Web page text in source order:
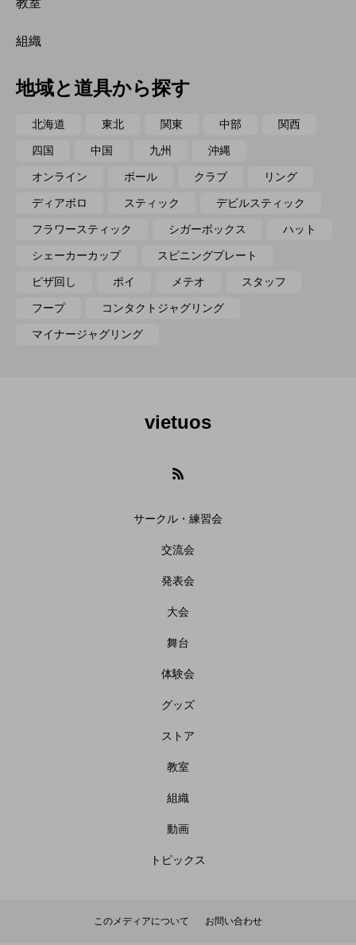
教室
組織
地域と道具から探す
北海道 東北 関東 中部 関西
四国 中国 九州 沖縄
オンライン ボール クラブ リング
ディアボロ スティック デビルスティック
フラワースティック シガーボックス ハット
シェーカーカップ スピニングプレート
ピザ回し ポイ メテオ スタッフ
フープ コンタクトジャグリング
マイナージャグリング
vietuos
サークル・練習会
交流会
発表会
大会
舞台
体験会
グッズ
ストア
教室
組織
動画
トピックス
このメディアについて お問い合わせ